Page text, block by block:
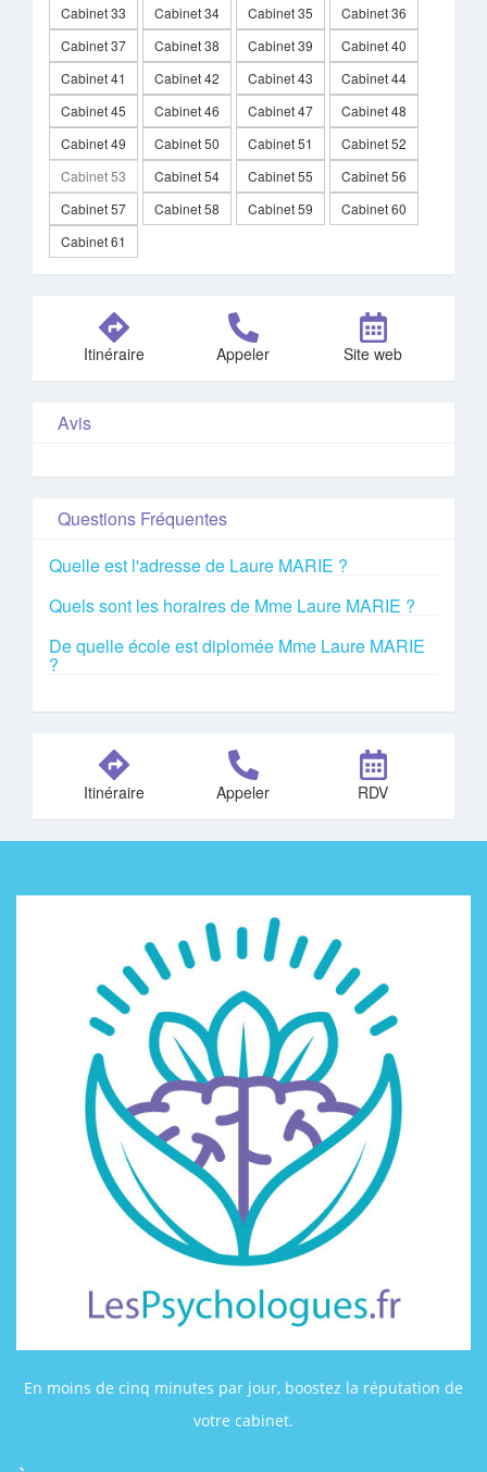
Cabinet 33
Cabinet 34 Cabinet 35
Cabinet 36
Cabinet 37
Cabinet 38 Cabinet 39
Cabinet 40
Cabinet 41
Cabinet 42 Cabinet 43
Cabinet 44
Cabinet 45
Cabinet 46 Cabinet 47
Cabinet 48
Cabinet 49
Cabinet 50 Cabinet 51
Cabinet 52
Cabinet 53
Cabinet 54 Cabinet 55
Cabinet 56
Cabinet 57
Cabinet 58 Cabinet 59
Cabinet 60
Cabinet 61
Itinéraire Appeler Site web
Avis
Questions Fréquentes
Quelle est l'adresse de Laure MARIE ?
Quels sont les horaires de Mme Laure MARIE ?
De quelle école est diplomée Mme Laure MARIE
?
Itinéraire Appeler RDV
En moins de cinq minutes par jour, boostez la réputation de
votre cabinet.